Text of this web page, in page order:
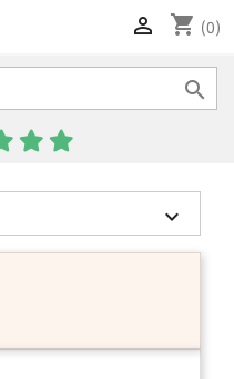
shopping_cart (0)


